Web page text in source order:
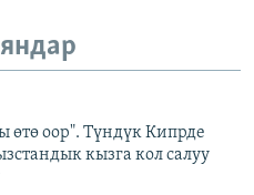
өтө оор". Түндүк Кипрде
кызга кол салуу